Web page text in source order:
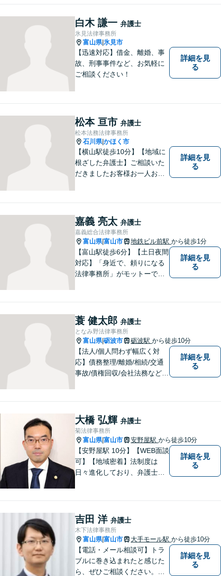
白木 謙一 弁護士
氷見法律事務所
富山県| 氷見市
【迅速対応】借金、離婚、事
故、刑事事件など、お気軽に
ご相談ください！
詳細を見
る
松本 亘市 弁護士
松本法務法律事務所
石川県|かほく市
【横山駅徒歩10分】【地域に
根ざした弁護士】ご相談いた
だきましたお客様お一人お一
婚問題／相続問題／刑事事件
など、幅広く対応可能。【夜
間／休日対応可能】どうぞお
気軽にご相談ください。
詳細を見
る
嘉義 亮太 弁護士
嘉義総合法律事務所
富山県|富山市 地鉄ビル前駅 から徒歩1分
【富山駅徒歩6分】【土日夜間
対応】「身近で、頼りになる
法律事務所」がモットーで
す。お悩みになる前に、ご相
談ください。【24Hメール受
付】
詳細を見
る
蓑 健太郎 弁護士
となみ野法律事務所
富山県|砺波市 砺波駅 から徒歩10分
【法人/個人問わず幅広く対
応】債務整理/離婚/相続/交通
事故/債権回収/会社法務など幅
ますので、ぜひ一度ご相談く
ださい。【JR「砺波駅」10
分】
詳細を見
る
大橋 弘輝 弁護士
菊法律事務所
富山県|富山市 安野屋駅 から徒歩10分
【安野屋駅 10分】【WEB面談
可】【地域密着】法制度は
日々進化しており、弁護士に
の声にしっかり耳を傾ける姿
勢は変わりません。
詳細を見
る
吉田 洋 弁護士
木下法律事務所
富山県|富山市 大手モール駅 から徒歩10分
【電話・メール相談可】トラ
ブルに巻き込まれたと感じた
ら、ぜひご相談ください。離
詳細を見
る